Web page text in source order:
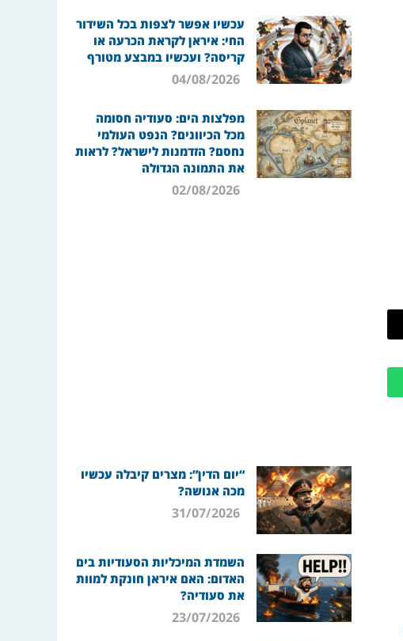
עכשיו אפשר לצפות בכל השידור
החי: איראן לקראת הכרעה או
קריסה? ועכשיו במבצע מטורף
04/08/2026
מפלצות הים: סעודיה חסומה
מכל הכיוונים? הנפט העולמי
נחסם? הזדמנות לישראל? לראות
את התמונה הגדולה
02/08/2026
“יום הדין”: מצרים קיבלה עכשיו
מכה אנושה?
31/07/2026
השמדת המיכליות הסעודיות בים
האדום: האם איראן חונקת למוות
את סעודיה?
23/07/2026